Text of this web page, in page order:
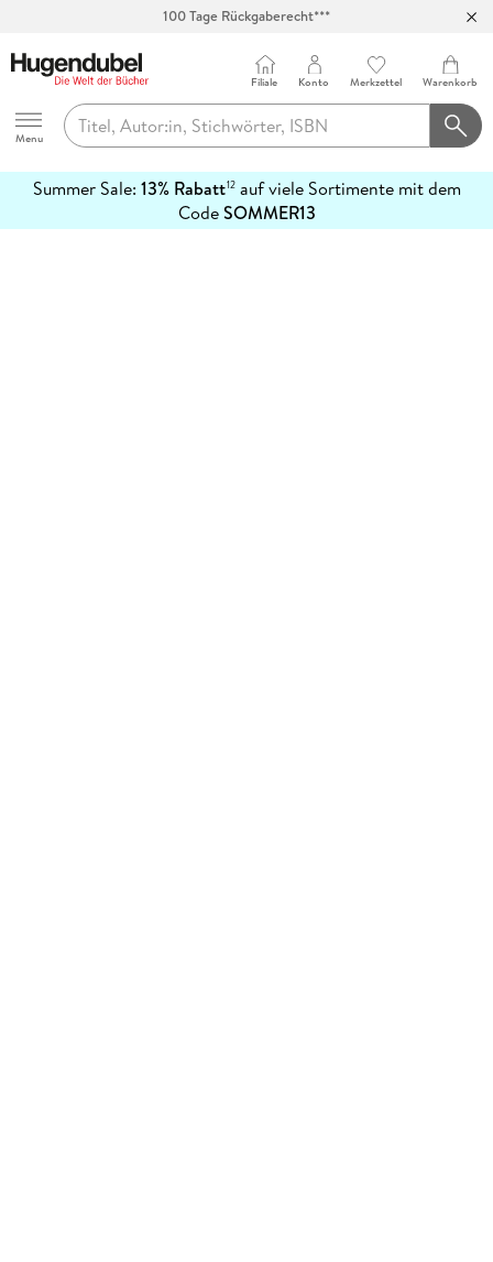
100 Tage Rückgaberecht***
Hugendubel
Menu
Filiale Konto Merkzettel Warenkorb
Summer Sale: 13% Rabatt12auf viele Sortimente mit dem
CodeSOMMER13
erfahren